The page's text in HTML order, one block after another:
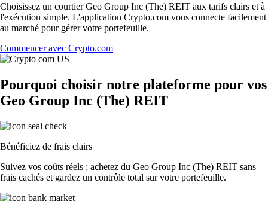
Choisissez un courtier Geo Group Inc (The) REIT aux tarifs clairs et à
l'exécution simple. L'application Crypto.com vous connecte facilement
au marché pour gérer votre portefeuille.
Commencer avec Crypto.com
Pourquoi choisir notre plateforme pour vos
Geo Group Inc (The) REIT
Bénéficiez de frais clairs
Suivez vos coûts réels : achetez du Geo Group Inc (The) REIT sans
frais cachés et gardez un contrôle total sur votre portefeuille.